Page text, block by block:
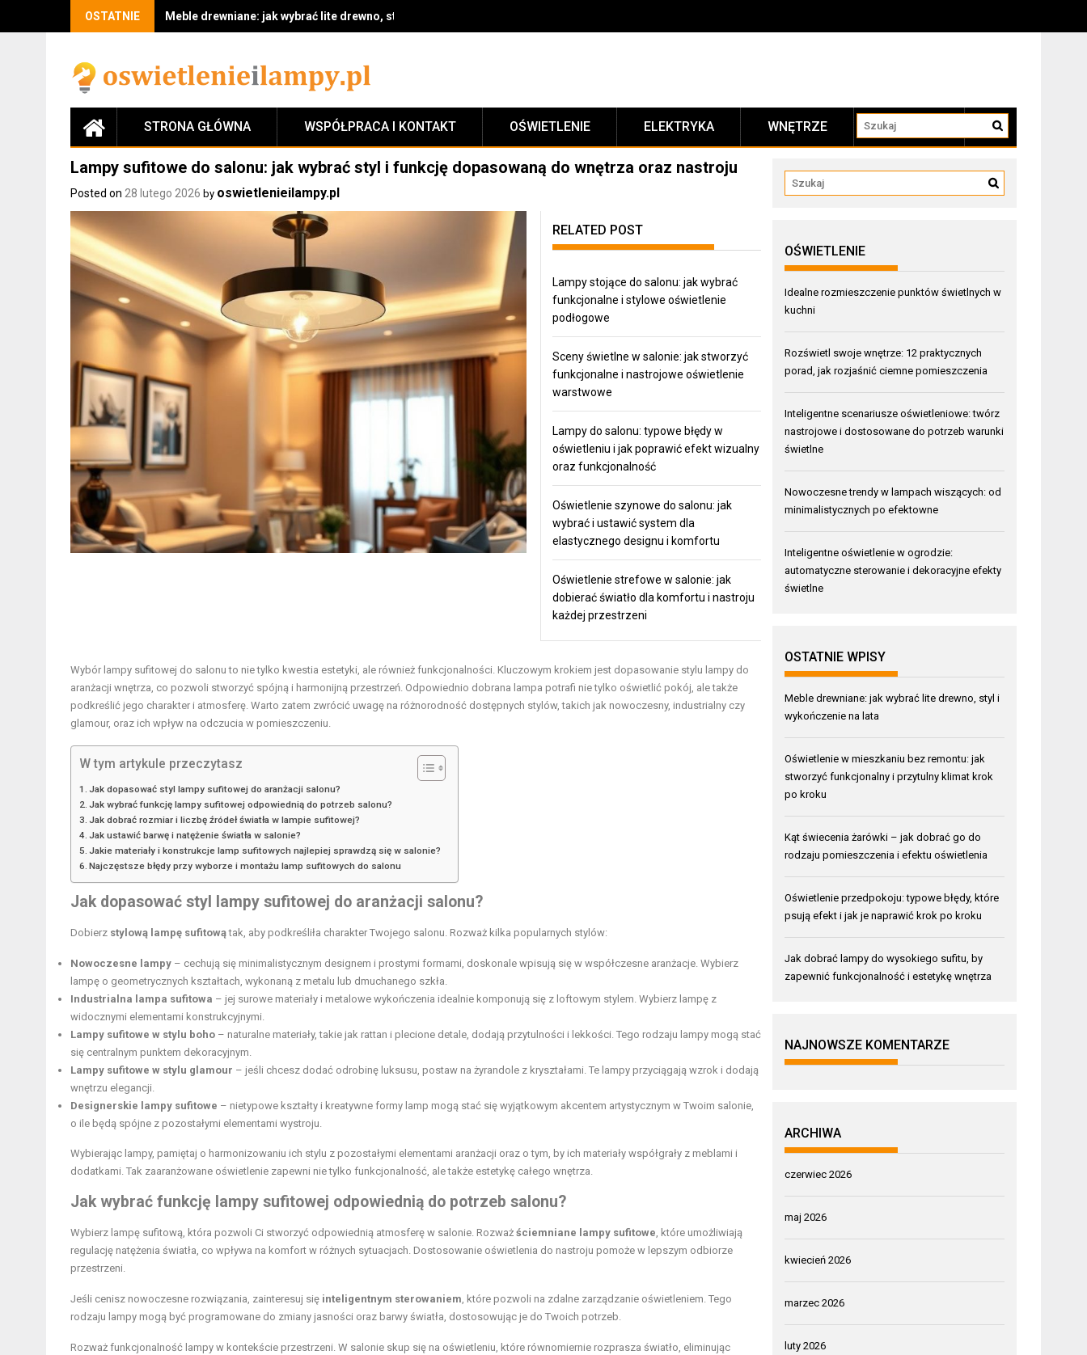
OSTATNIE Meble drewniane: jak wybrać lite drewno, styl i wykończenie na lata
STRONA GŁÓWNA WSPÓŁPRACA I KONTAKT OŚWIETLENIE ELEKTRYKA WNĘTRZE KONTAKT
Lampy sufitowe do salonu: jak wybrać styl i funkcję dopasowaną do wnętrza oraz nastroju
Posted on 28 lutego 2026 by oswietlenieilampy.pl
RELATED POST
Lampy stojące do salonu: jak wybrać
funkcjonalne i stylowe oświetlenie
podłogowe
Sceny świetlne w salonie: jak stworzyć
funkcjonalne i nastrojowe oświetlenie
warstwowe
Lampy do salonu: typowe błędy w
oświetleniu i jak poprawić efekt wizualny
oraz funkcjonalność
Oświetlenie szynowe do salonu: jak
wybrać i ustawić system dla
elastycznego designu i komfortu
Oświetlenie strefowe w salonie: jak
dobierać światło dla komfortu i nastroju
każdej przestrzeni
Wybór lampy sufitowej do salonu to nie tylko kwestia estetyki, ale również funkcjonalności. Kluczowym krokiem jest dopasowanie stylu lampy do
aranżacji wnętrza, co pozwoli stworzyć spójną i harmonijną przestrzeń. Odpowiednio dobrana lampa potrafi nie tylko oświetlić pokój, ale także
podkreślić jego charakter i atmosferę. Warto zatem zwrócić uwagę na różnorodność dostępnych stylów, takich jak nowoczesny, industrialny czy
glamour, oraz ich wpływ na odczucia w pomieszczeniu.
W tym artykule przeczytasz
Jak dopasować styl lampy sufitowej do aranżacji salonu?
Jak wybrać funkcję lampy sufitowej odpowiednią do potrzeb salonu?
Jak dobrać rozmiar i liczbę źródeł światła w lampie sufitowej?
Jak ustawić barwę i natężenie światła w salonie?
Jakie materiały i konstrukcje lamp sufitowych najlepiej sprawdzą się w salonie?
Najczęstsze błędy przy wyborze i montażu lamp sufitowych do salonu
Jak dopasować styl lampy sufitowej do aranżacji salonu?
Dobierz stylową lampę sufitowątak, aby podkreśliła charakter Twojego salonu. Rozważ kilka popularnych stylów:
Nowoczesne lampy – cechują się minimalistycznym designem i prostymi formami, doskonale wpisują się w współczesne aranżacje. Wybierz
lampę o geometrycznych kształtach, wykonaną z metalu lub dmuchanego szkła.
Industrialna lampa sufitowa – jej surowe materiały i metalowe wykończenia idealnie komponują się z loftowym stylem. Wybierz lampę z
widocznymi elementami konstrukcyjnymi.
Lampy sufitowe w stylu boho – naturalne materiały, takie jak rattan i plecione detale, dodają przytulności i lekkości. Tego rodzaju lampy mogą stać
się centralnym punktem dekoracyjnym.
Lampy sufitowe w stylu glamour – jeśli chcesz dodać odrobinę luksusu, postaw na żyrandole z kryształami. Te lampy przyciągają wzrok i dodają
wnętrzu elegancji.
Designerskie lampy sufitowe – nietypowe kształty i kreatywne formy lamp mogą stać się wyjątkowym akcentem artystycznym w Twoim salonie,
o ile będą spójne z pozostałymi elementami wystroju.
Wybierając lampy, pamiętaj o harmonizowaniu ich stylu z pozostałymi elementami aranżacji oraz o tym, by ich materiały współgrały z meblami i
dodatkami. Tak zaaranżowane oświetlenie zapewni nie tylko funkcjonalność, ale także estetykę całego wnętrza.
Jak wybrać funkcję lampy sufitowej odpowiednią do potrzeb salonu?
Wybierz lampę sufitową, która pozwoli Ci stworzyć odpowiednią atmosferę w salonie. Rozważ ściemniane lampy sufitowe, które umożliwiają
regulację natężenia światła, co wpływa na komfort w różnych sytuacjach. Dostosowanie oświetlenia do nastroju pomoże w lepszym odbiorze
przestrzeni.
Jeśli cenisz nowoczesne rozwiązania, zainteresuj się inteligentnym sterowaniem, które pozwoli na zdalne zarządzanie oświetleniem. Tego
rodzaju lampy mogą być programowane do zmiany jasności oraz barwy światła, dostosowując je do Twoich potrzeb.
Rozważ funkcjonalność lampy w kontekście przestrzeni. W salonie skup się na oświetleniu, które równomiernie rozprasza światło, eliminując
OŚWIETLENIE
Idealne rozmieszczenie punktów świetlnych w
kuchni
Rozświetl swoje wnętrze: 12 praktycznych
porad, jak rozjaśnić ciemne pomieszczenia
Inteligentne scenariusze oświetleniowe: twórz
nastrojowe i dostosowane do potrzeb warunki
świetlne
Nowoczesne trendy w lampach wiszących: od
minimalistycznych po efektowne
Inteligentne oświetlenie w ogrodzie:
automatyczne sterowanie i dekoracyjne efekty
świetlne
OSTATNIE WPISY
Meble drewniane: jak wybrać lite drewno, styl i
wykończenie na lata
Oświetlenie w mieszkaniu bez remontu: jak
stworzyć funkcjonalny i przytulny klimat krok
po kroku
Kąt świecenia żarówki – jak dobrać go do
rodzaju pomieszczenia i efektu oświetlenia
Oświetlenie przedpokoju: typowe błędy, które
psują efekt i jak je naprawić krok po kroku
Jak dobrać lampy do wysokiego sufitu, by
zapewnić funkcjonalność i estetykę wnętrza
NAJNOWSZE KOMENTARZE
ARCHIWA
czerwiec 2026
maj 2026
kwiecień 2026
marzec 2026
luty 2026